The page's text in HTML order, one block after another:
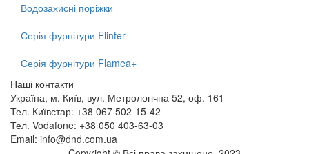
Водозахисні поріжки
Серія фурнітури Flinter
Серія фурнітури Flamea+
Наші контакти
Україна, м. Київ, вул. Метрологічна 52, оф. 161
Тел. Київстар: +38 067 502-15-42
Тел. Vodafone: +38 050 403-63-03
Email: info@dnd.com.ua